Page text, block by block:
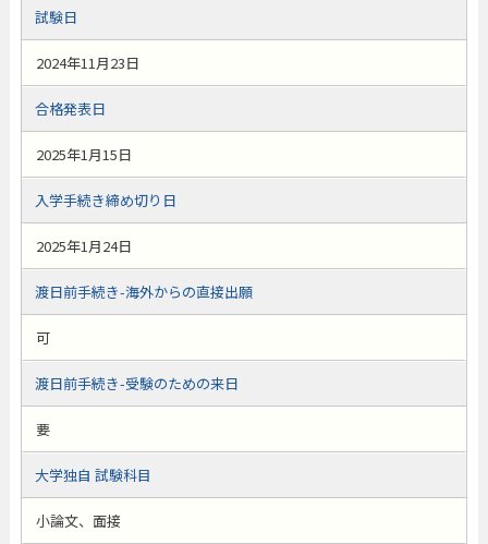
試験日
2024年11月23日
合格発表日
2025年1月15日
入学手続き締め切り日
2025年1月24日
渡日前手続き-海外からの直接出願
可
渡日前手続き-受験のための来日
要
大学独自 試験科目
小論文、面接